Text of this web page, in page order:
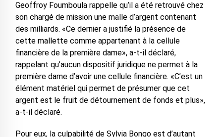
Geoffroy Foumboula rappelle qu’il a été retrouvé chez
son chargé de mission une malle d’argent contenant
des milliards. «Ce dernier a justifié la présence de
cette mallette comme appartenant à la cellule
financière de la première dame», a-t-il déclaré,
rappelant qu’aucun dispositif juridique ne permet à la
première dame d’avoir une cellule financière. «C’est un
élément matériel qui permet de présumer que cet
argent est le fruit de détournement de fonds et plus»,
a-t-il déclaré.
Pour eux, la culpabilité de Sylvia Bongo est d’autant